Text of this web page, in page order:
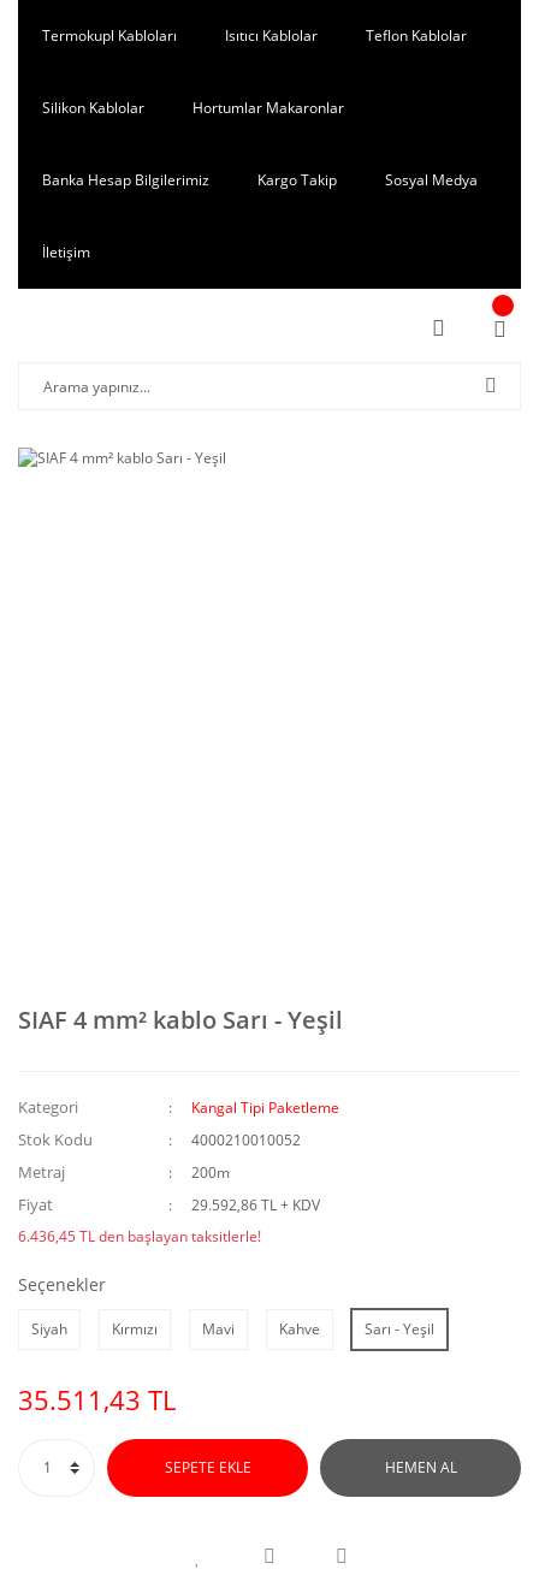
Termokupl Kabloları Isıtıcı Kablolar Teflon Kablolar
Silikon Kablolar Hortumlar Makaronlar
Banka Hesap Bilgilerimiz Kargo Takip Sosyal Medya
İletişim
SIAF 4 mm² kablo Sarı - Yeşil
Kategori Kangal Tipi Paketleme
Stok Kodu 4000210010052
Metraj 200m
Fiyat
29.592,86 TL + KDV
6.436,45 TL den başlayan taksitlerle!
Seçenekler
Siyah Kırmızı Mavi Kahve Sarı - Yeşil
35.511,43 TL
SEPETE EKLE HEMEN AL